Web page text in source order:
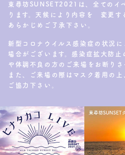
東尋坊SUNSET2021は、全てのイ
ります。天候により内容を 変更す
あらかじめご了承下さい。
新型コロナウイルス感染症の状況に
場合がございます。感染症拡大防
や体調不良の方のご来場をお断りさ
また、ご来場の際はマスク着用の
ご協力下さい。